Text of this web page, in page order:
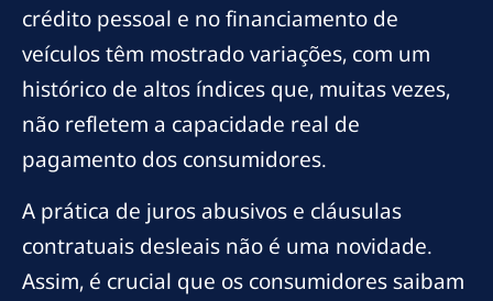
crédito pessoal e no financiamento de
veículos têm mostrado variações, com um
histórico de altos índices que, muitas vezes,
não refletem a capacidade real de
pagamento dos consumidores.
A prática de juros abusivos e cláusulas
contratuais desleais não é uma novidade.
Assim, é crucial que os consumidores saibam